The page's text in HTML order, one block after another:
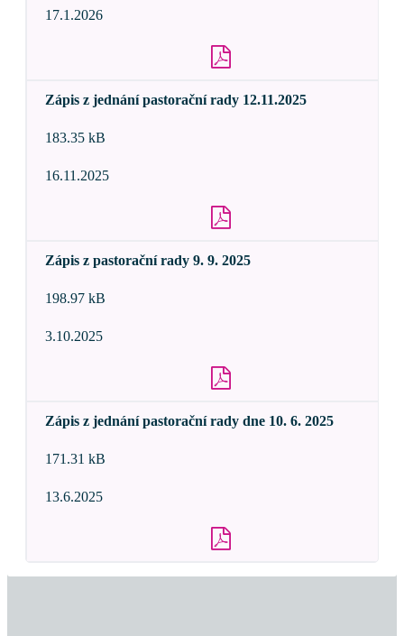
17.1.2026
Zápis z jednání pastorační rady 12.11.2025
183.35 kB
16.11.2025
Zápis z pastorační rady 9. 9. 2025
198.97 kB
3.10.2025
Zápis z jednání pastorační rady dne 10. 6. 2025
171.31 kB
13.6.2025